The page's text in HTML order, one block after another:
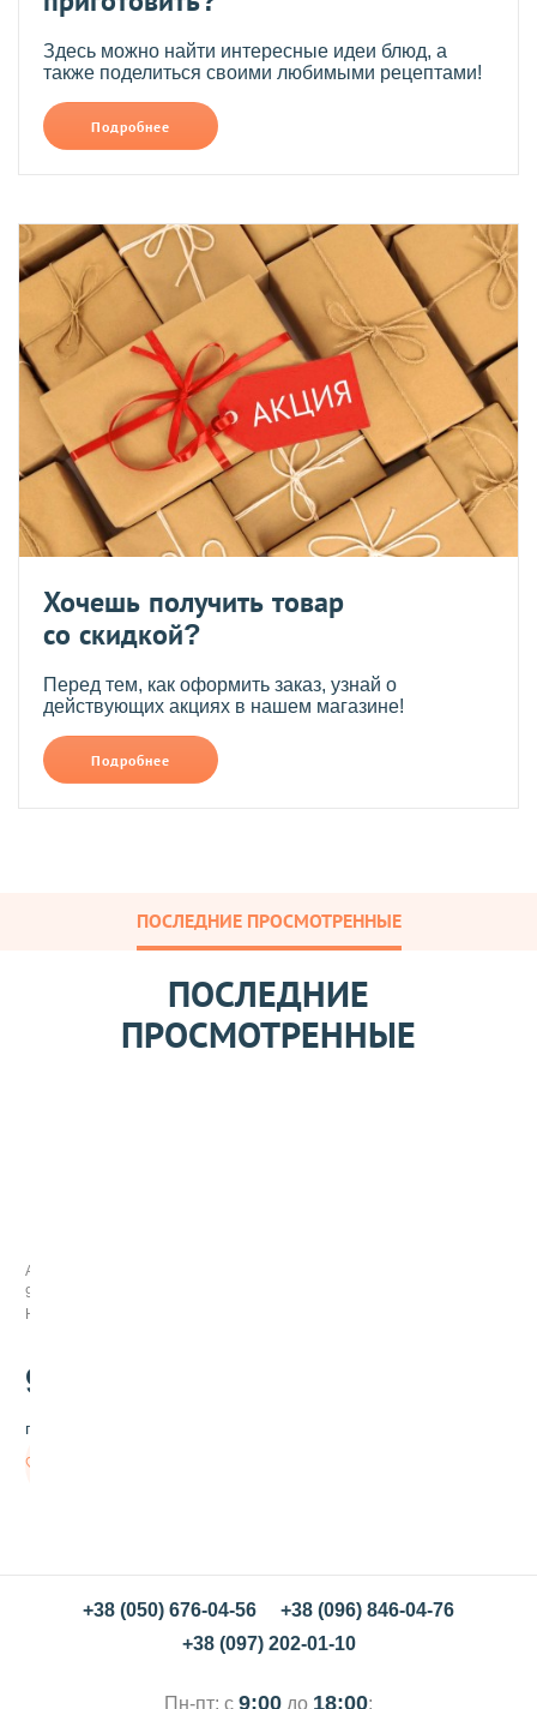
Здесь можно найти интересные идеи блюд, а
также поделиться своими любимыми рецептами!
Подробнее
Хочешь получить товар
со скидкой?
Перед тем, как оформить заказ, узнай о
действующих акциях в нашем магазине!
Подробнее
ПОСЛЕДНИЕ ПРОСМОТРЕННЫЕ
ПОСЛЕДНИЕ
ПРОСМОТРЕННЫЕ
н
ы
й
р
о
7
0
Арт:
99059
Нет в наличии
90
грн/шт
+38 (050) 676-04-56
+38 (096) 846-04-76
+38 (097) 202-01-10
Пн-пт: с 9:00 до 18:00;